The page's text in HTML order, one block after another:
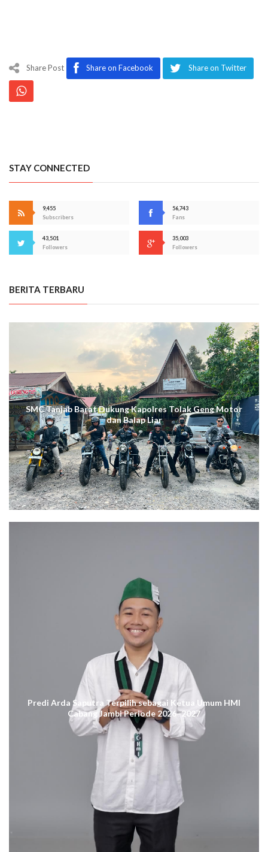
Share Post Share on Facebook Share on Twitter
STAY CONNECTED
9,455
Subscribers
56,743
Fans
43,501
Followers
35,003
Followers
BERITA TERBARU
SMC Tanjab Barat Dukung Kapolres Tolak Geng Motor
dan Balap Liar
Predi Arda Saputra Terpilih sebagai Ketua Umum HMI
Cabang Jambi Periode 2026–2027